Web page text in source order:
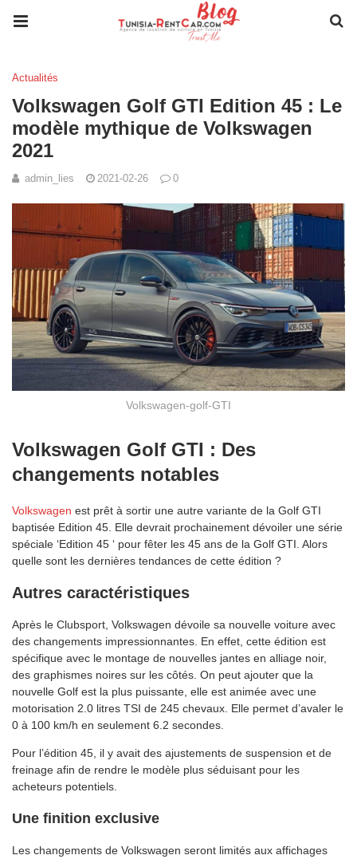
Actualités
Volkswagen Golf GTI Edition 45 : Le
modèle mythique de Volkswagen
2021
admin_lies 2021-02-26 0
Volkswagen-golf-GTI
Volkswagen Golf GTI : Des
changements notables
Volkswagen est prêt à sortir une autre variante de la Golf GTI
baptisée Edition 45. Elle devrait prochainement dévoiler une série
spéciale ‘Edition 45 ‘ pour fêter les 45 ans de la Golf GTI. Alors
quelle sont les dernières tendances de cette édition ?
Autres caractéristiques
Après le Clubsport, Volkswagen dévoile sa nouvelle voiture avec
des changements impressionnantes. En effet, cette édition est
spécifique avec le montage de nouvelles jantes en alliage noir,
des graphismes noires sur les côtés. On peut ajouter que la
nouvelle Golf est la plus puissante, elle est animée avec une
motorisation 2.0 litres TSI de 245 chevaux. Elle permet d’avaler le
0 à 100 km/h en seulement 6.2 secondes.
Pour l’édition 45, il y avait des ajustements de suspension et de
freinage afin de rendre le modèle plus séduisant pour les
acheteurs potentiels.
Une finition exclusive
Les changements de Volkswagen seront limités aux affichages